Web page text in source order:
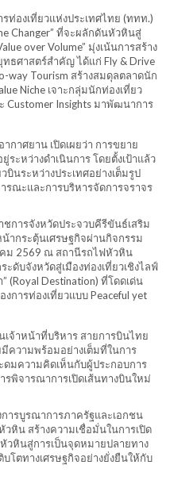
รท่องเที่ยวแห่งประเทศไทย (ททท.)
Changer” ที่จะผลักดันหัวหินสู่
over Volume” มุ่งเน้นการสร้าง
ธศาสตร์สำคัญ ได้แก่ Fly & Drive
way Tourism สร้างสมดุลตลาดนัก
Niche เจาะกลุ่มนักท่องเที่ยว
Customer Insights มาพัฒนาการ
กาศยาน เปิดเผยว่า การขยาย
ระหว่างดำเนินการ โดยตั้งเป้าแล้ว
บินระหว่างประเทศอย่างเต็มรูป
ณะและการบริหารจัดการจราจร
ชการจังหวัดประจวบคีรีขันธ์เสริม
ากระตุ้นเศรษฐกิจผ่านกิจกรรม
คม 2569 ณ สถานีรถไฟหัวหิน
ดับจังหวัดสู่เมืองท่องเที่ยวเชิงไลฟ์
(Royal Destination) ที่โดดเด่น
ารท่องเที่ยวแบบ Peaceful yet
เจ้าหน้าที่บริหาร สายการบินไทย
มีความพร้อมอย่างเต็มที่ในการ
มความคิดเห็นกับผู้ประกอบการ
พิจารณาการเปิดเส้นทางบินใหม่
ารบูรณาการภาครัฐและเอกชน
หิน สร้างความเชื่อมั่นในการเปิด
วหินสู่การเป็นจุดหมายปลายทาง
โตทางเศรษฐกิจอย่างยั่งยืนให้กับ